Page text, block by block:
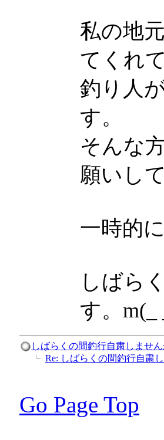
私の地
てくれ
釣り人
す。
そんな
願いし
一時的
しばら
す。m(_
しばらくの間釣行自粛しません
Re: しばらくの間釣行自粛
Go Page Top